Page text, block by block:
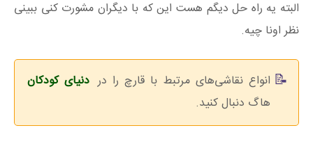
البته یه راه حل دیگم هست این که با دیگران مشورت کنی ببینی
نظر اونا چیه.
انواع نقاشی‌های مرتبط با قارچ را در دنیای کودکان
هاگ دنبال کنید.